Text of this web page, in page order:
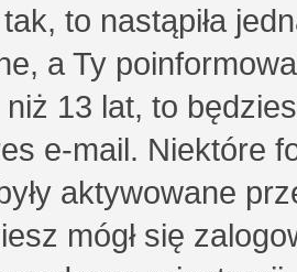
tak, to nastąpiła
a Ty
13 lat, to
e-mail. Niektóre
aktywowane
mógł się